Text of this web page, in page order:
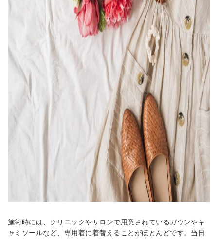
施術時には、クリニックやサロンで用意されているガウンやキ
ャミソールなど、専用着に着替えることがほとんどです。当日